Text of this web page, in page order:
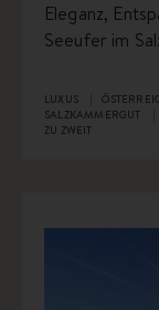
Eleganz,
Seeufer im
LUXUS
SALZKAMMERGUT
ZU ZWEIT